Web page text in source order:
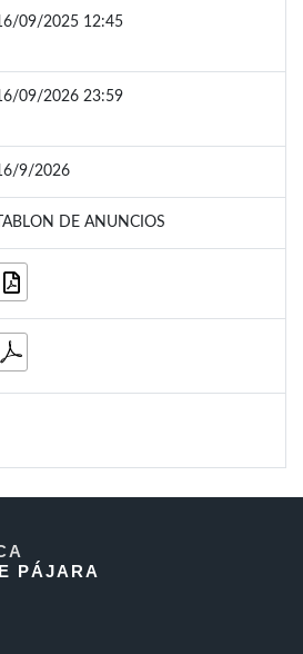
09/2025 12:45
09/2026 23:59
9/2026
TABLON DE ANUNCIOS
PÁJARA